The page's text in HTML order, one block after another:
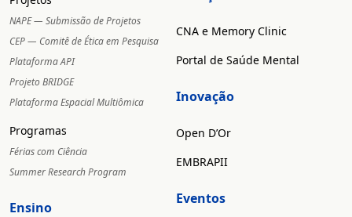
NAPE — Submissão de Projetos
CEP — Comitê de Ética em Pesquisa
Plataforma API
Projeto BRIDGE
Plataforma Espacial Multiômica
Programas
Férias com Ciência
Summer Research Program
Ensino
CNA e Memory Clinic
Portal de Saúde Mental
Inovação
Open D’Or
EMBRAPII
Eventos